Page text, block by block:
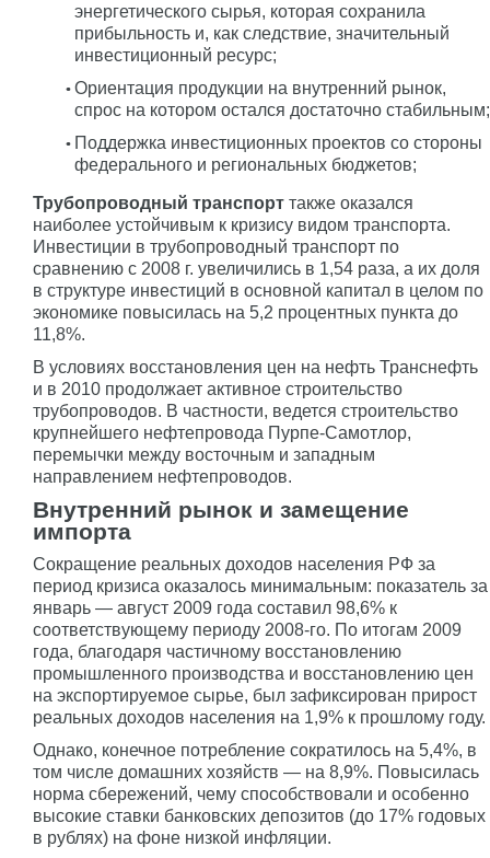
энергетического сырья, которая сохранила
прибыльность и, как следствие, значительный
инвестиционный ресурс;
Ориентация продукции на внутренний рынок,
спрос на котором остался достаточно стабильным;
Поддержка инвестиционных проектов со стороны
федерального и региональных бюджетов;
Трубопроводный транспорт также оказался
наиболее устойчивым к кризису видом транспорта.
Инвестиции в трубопроводный транспорт по
сравнению с 2008 г. увеличились в 1,54 раза, а их доля
в структуре инвестиций в основной капитал в целом по
экономике повысилась на 5,2 процентных пункта до
11,8%.
В условиях восстановления цен на нефть Транснефть
и в 2010 продолжает активное строительство
трубопроводов. В частности, ведется строительство
крупнейшего нефтепровода Пурпе-Самотлор,
перемычки между восточным и западным
направлением нефтепроводов.
Внутренний рынок и замещение
импорта
Сокращение реальных доходов населения РФ за
период кризиса оказалось минимальным: показатель за
январь — август 2009 года составил 98,6% к
соответствующему периоду 2008-го. По итогам 2009
года, благодаря частичному восстановлению
промышленного производства и восстановлению цен
на экспортируемое сырье, был зафиксирован прирост
реальных доходов населения на 1,9% к прошлому году.
Однако, конечное потребление сократилось на 5,4%, в
том числе домашних хозяйств — на 8,9%. Повысилась
норма сбережений, чему способствовали и особенно
высокие ставки банковских депозитов (до 17% годовых
в рублях) на фоне низкой инфляции.